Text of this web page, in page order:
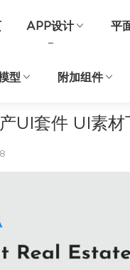
APP设计 平
型 附加组件
计
UI套件 UI素材